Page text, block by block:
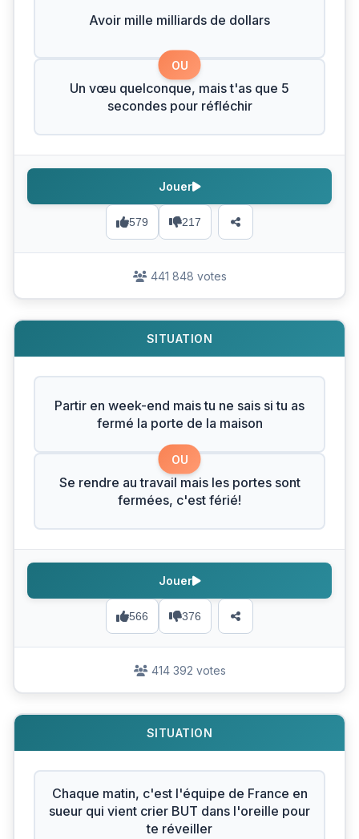
Avoir mille milliards de dollars
OU
Un vœu quelconque, mais t'as que 5
secondes pour réfléchir
579 217
Jouer
441 848 votes
SITUATION
Partir en week-end mais tu ne sais si tu as
fermé la porte de la maison
OU
Se rendre au travail mais les portes sont
fermées, c'est férié!
566 376
Jouer
414 392 votes
SITUATION
Chaque matin, c'est l'équipe de France en
sueur qui vient crier BUT dans l'oreille pour
te réveiller